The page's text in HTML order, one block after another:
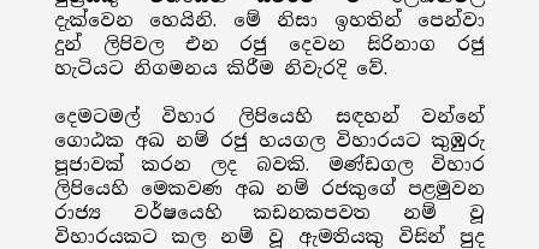
දැක්වෙන හෙයිනි. මේ නිසා ඉහතින් පෙන්වා
දුන් ලිපිවල එන රජු දෙවන සිරිනාග රජු
හැටියට නිගමනය කිරීම නිවැරදි වේ.
දෙමටමල් විහාර ලිපියෙහි සඳහන් වන්නේ
ගොඨක අඛ නම් රජු හයගල විහාරයට කුඹුරු
පූජාවක් කරන ලද බවකි. මණ්ඩගල විහාර
ලිපියෙහි මෙකවණ අඛ නම් රජකුගේ පළමුවන
රාජ්‍ය වර්ෂයෙහි කඩනකපවත නම් වූ
විහාරයකට කල නම් වූ ඇමතියකු විසින් පුද